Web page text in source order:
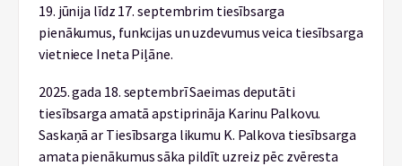
19. jūnija līdz 17. septembrim tiesībsarga
pienākumus, funkcijas un uzdevumus veica tiesībsarga
vietniece Ineta Piļāne.
2025. gada 18. septembrī Saeimas deputāti
tiesībsarga amatā apstiprināja Karinu Palkovu.
Saskaņā ar Tiesībsarga likumu K. Palkova tiesībsarga
amata pienākumus sāka pildīt uzreiz pēc zvēresta